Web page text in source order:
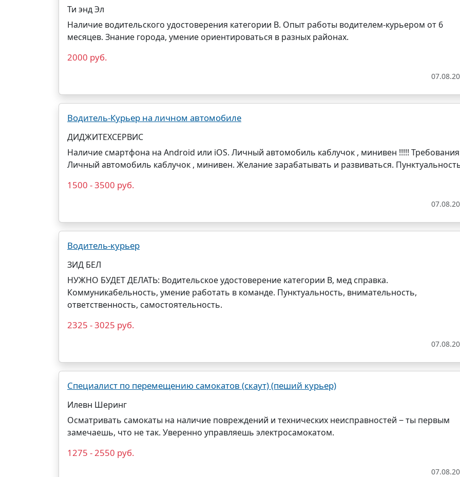
Ти энд Эл
Наличие водительского удостоверения категории B. Опыт работы водителем-курьером от 6
месяцев. Знание города, умение ориентироваться в разных районах.
2000 руб.
Водитель-Курьер на личном автомобиле
ДИДЖИТЕХСЕРВИС
Наличие смартфона на Android или iOS. Личный автомобиль каблучок , минивен !!!!!
Личный автомобиль каблучок , минивен. Желание зарабатывать и развиваться.
1500 - 3500 руб.
Водитель-курьер
ЗИД БЕЛ
НУЖНО БУДЕТ ДЕЛАТЬ: Водительское удостоверение категории B, мед справка.
Коммуникабельность, умение работать в команде. Пунктуальность, внимательность,
ответственность, самостоятельность.
2325 - 3025 руб.
Специалист по перемещению самокатов (скаут) (пеший курьер)
Илевн Шеринг
Осматривать самокаты на наличие повреждений и технических неисправностей ‒ ты первым
замечаешь, что не так. Уверенно управляешь электросамокатом.
1275 - 2550 руб.